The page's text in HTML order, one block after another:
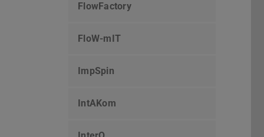
FlowFactory
FloW-mIT
ImpSpin
IntAKom